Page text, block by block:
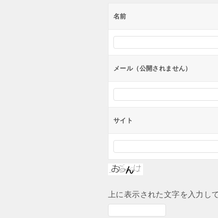
ン
名前
メール（公開されません）
サイト
上に表示された文字を入力し